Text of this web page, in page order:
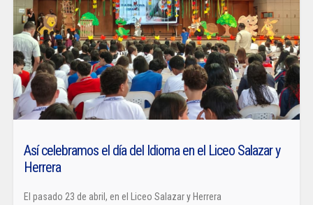
Así celebramos el día del Idioma en el Liceo Salazar y
Herrera
El pasado 23 de abril, en el Liceo Salazar y Herrera